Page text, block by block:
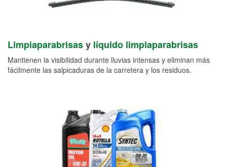
Limpiaparabrisasy líquido limpiaparabrisas
Mantienen la visibilidad durante lluvias intensas y eliminan más
fácilmente las salpicaduras de la carretera y los residuos.